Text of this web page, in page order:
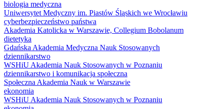
biologia medyczna
Uniwersytet Medyczny im. Piastów Śląskich we Wrocławiu
cyberbezpieczeństwo państwa
Akademia Katolicka w Warszawie, Collegium Bobolanum
dietetyka
Gdańska Akademia Medyczna Nauk Stosowanych
dziennikarstwo
WSHiU Akademia Nauk Stosowanych w Poznaniu
dziennikarstwo i komunikacja społeczna
Społeczna Akademia Nauk w Warszawie
ekonomia
WSHiU Akademia Nauk Stosowanych w Poznaniu